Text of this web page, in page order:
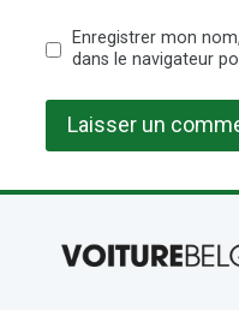
Enregistrer mon
dans le navigateur